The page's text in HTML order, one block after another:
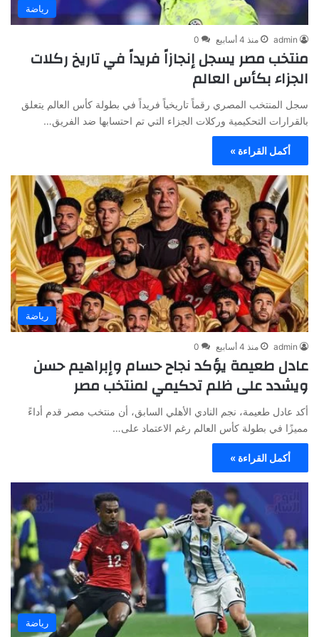
رياضة
admin منذ 4 أسابيع 0
منتخب مصر يسجل إنجازاً فريداً في تاريخ ركلات
الجزاء بكأس العالم
سجل المنتخب المصري رقماً تاريخياً فريداً في بطولة كأس العالم يتعلق
بالقرارات التحكيمية وركلات الجزاء التي تم احتسابها ضد الفريق…
أكمل القراءة »
رياضة
admin منذ 4 أسابيع 0
عادل طعيمة يؤكد نجاح حسام وإبراهيم حسن
ويشدد على ظلم تحكيمي لمنتخب مصر
أكد عادل طعيمة، نجم النادي الأهلي السابق، أن منتخب مصر قدم أداءً
مميزًا في بطولة كأس العالم رغم الاعتماد على…
أكمل القراءة »
رياضة